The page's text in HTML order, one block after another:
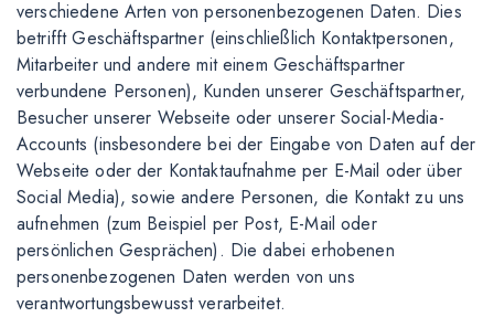
verschiedene Arten von personenbezogenen Daten. Dies
betrifft Geschäftspartner (einschließlich Kontaktpersonen,
Mitarbeiter und andere mit einem Geschäftspartner
verbundene Personen), Kunden unserer Geschäftspartner,
Besucher unserer Webseite oder unserer Social-Media-
Accounts (insbesondere bei der Eingabe von Daten auf der
Webseite oder der Kontaktaufnahme per E-Mail oder über
Social Media), sowie andere Personen, die Kontakt zu uns
aufnehmen (zum Beispiel per Post, E-Mail oder
persönlichen Gesprächen). Die dabei erhobenen
personenbezogenen Daten werden von uns
verantwortungsbewusst verarbeitet.